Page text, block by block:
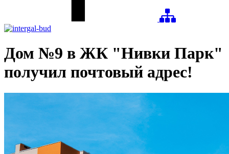
Дом №9 в ЖК "Нивки Парк"
получил почтовый адрес!